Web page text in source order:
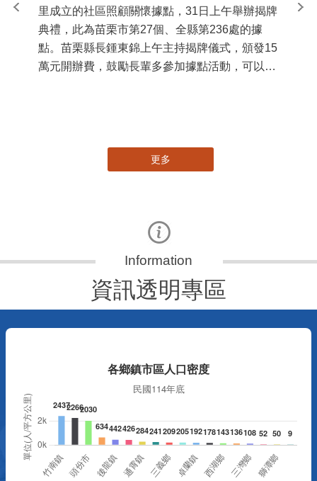
里成立的社區照顧關懷據點，31日上午舉辦揭牌
典禮，此為苗栗市第27個、全縣第236處的據
點。苗栗縣長鍾東錦上午主持揭牌儀式，頒發15
萬元開辦費，鼓勵長輩多參加據點活動，可以更
苗
更多
資訊透明專區